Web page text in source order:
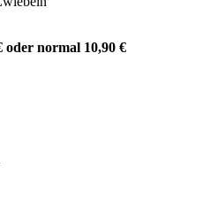
oder normal 10,90 €